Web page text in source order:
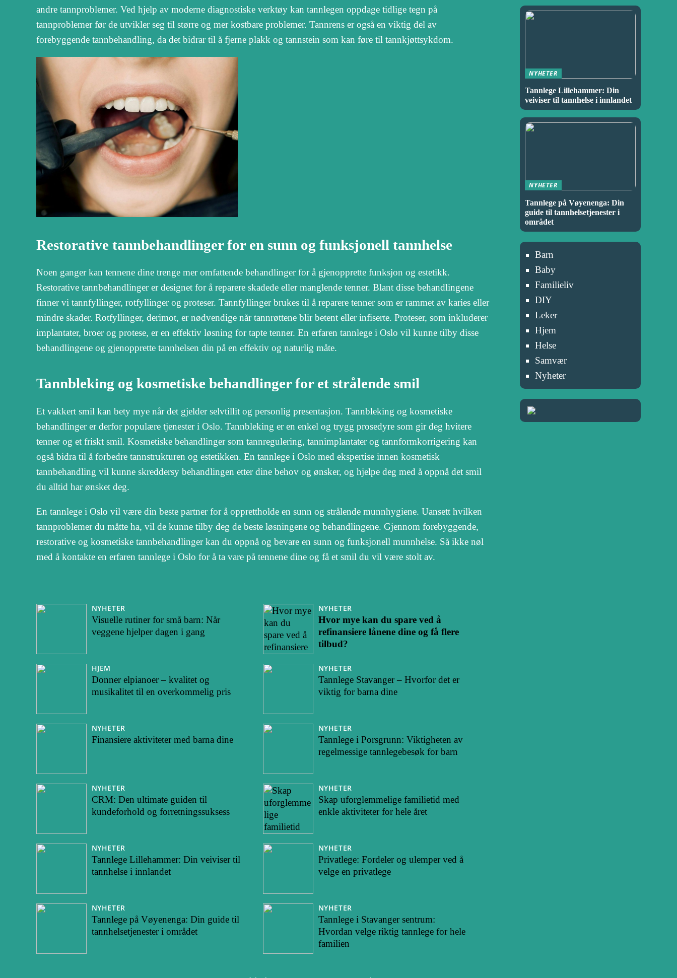
andre tannproblemer. Ved hjelp av moderne diagnostiske verktøy kan tannlegen oppdage tidlige tegn på
tannproblemer før de utvikler seg til større og mer kostbare problemer. Tannrens er også en viktig del av
forebyggende tannbehandling, da det bidrar til å fjerne plakk og tannstein som kan føre til tannkjøttsykdom.
Restorative tannbehandlinger for en sunn og funksjonell tannhelse
Noen ganger kan tennene dine trenge mer omfattende behandlinger for å gjenopprette funksjon og estetikk.
Restorative tannbehandlinger er designet for å reparere skadede eller manglende tenner. Blant disse behandlingene
finner vi tannfyllinger, rotfyllinger og proteser. Tannfyllinger brukes til å reparere tenner som er rammet av karies eller
mindre skader. Rotfyllinger, derimot, er nødvendige når tannrøttene blir betent eller infiserte. Proteser, som inkluderer
implantater, broer og protese, er en effektiv løsning for tapte tenner. En erfaren tannlege i Oslo vil kunne tilby disse
behandlingene og gjenopprette tannhelsen din på en effektiv og naturlig måte.
Tannbleking og kosmetiske behandlinger for et strålende smil
Et vakkert smil kan bety mye når det gjelder selvtillit og personlig presentasjon. Tannbleking og kosmetiske
behandlinger er derfor populære tjenester i Oslo. Tannbleking er en enkel og trygg prosedyre som gir deg hvitere
tenner og et friskt smil. Kosmetiske behandlinger som tannregulering, tannimplantater og tannformkorrigering kan
også bidra til å forbedre tannstrukturen og estetikken. En tannlege i Oslo med ekspertise innen kosmetisk
tannbehandling vil kunne skreddersy behandlingen etter dine behov og ønsker, og hjelpe deg med å oppnå det smil
du alltid har ønsket deg.
En tannlege i Oslo vil være din beste partner for å opprettholde en sunn og strålende munnhygiene. Uansett hvilken
tannproblemer du måtte ha, vil de kunne tilby deg de beste løsningene og behandlingene. Gjennom forebyggende,
restorative og kosmetiske tannbehandlinger kan du oppnå og bevare en sunn og funksjonell munnhelse. Så ikke nøl
med å kontakte en erfaren tannlege i Oslo for å ta vare på tennene dine og få et smil du vil være stolt av.
NYHETER
Visuelle rutiner for små barn: Når
veggene hjelper dagen i gang
HJEM
Donner elpianoer – kvalitet og
musikalitet til en overkommelig pris
NYHETER
Finansiere aktiviteter med barna dine
NYHETER
CRM: Den ultimate guiden til
kundeforhold og forretningssuksess
NYHETER
Tannlege Lillehammer: Din veiviser til
tannhelse i innlandet
NYHETER
Tannlege på Vøyenenga: Din guide til
tannhelsetjenester i området
NYHETER
Hvor mye kan du spare ved å
refinansiere lånene dine og få flere
tilbud?
NYHETER
Tannlege Stavanger – Hvorfor det er
viktig for barna dine
NYHETER
Tannlege i Porsgrunn: Viktigheten av
regelmessige tannlegebesøk for barn
NYHETER
Skap uforglemmelige familietid med
enkle aktiviteter for hele året
NYHETER
Privatlege: Fordeler og ulemper ved å
velge en privatlege
NYHETER
Tannlege i Stavanger sentrum:
Hvordan velge riktig tannlege for hele
familien
NYHETER
Tannlege Lillehammer: Din
veiviser til tannhelse i innlandet
NYHETER
Tannlege på Vøyenenga: Din
guide til tannhelsetjenester i
området
Barn
Baby
Familieliv
DIY
Leker
Hjem
Helse
Samvær
Nyheter